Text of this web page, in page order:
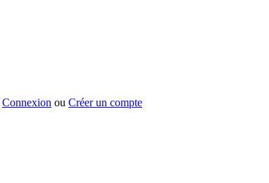
Connexion ou Créer un compte